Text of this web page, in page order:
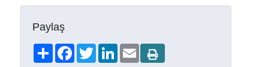
Paylaş
ShareFacebookTwitterLinkedIn
Email